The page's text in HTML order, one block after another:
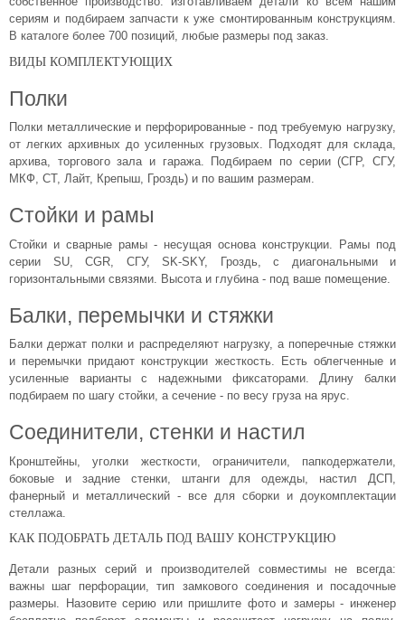
сериям и подбираем запчасти к уже смонтированным конструкциям.
В каталоге более 700 позиций, любые размеры под заказ.
ВИДЫ КОМПЛЕКТУЮЩИХ
Полки
Полки металлические и перфорированные - под требуемую нагрузку,
от легких архивных до усиленных грузовых. Подходят для склада,
архива, торгового зала и гаража. Подбираем по серии (СГР, СГУ,
МКФ, СТ, Лайт, Крепыш, Гроздь) и по вашим размерам.
Стойки и рамы
Стойки и сварные рамы - несущая основа конструкции. Рамы под
серии SU, CGR, СГУ, SK-SKY, Гроздь, с диагональными и
горизонтальными связями. Высота и глубина - под ваше помещение.
Балки, перемычки и стяжки
Балки держат полки и распределяют нагрузку, а поперечные стяжки
и перемычки придают конструкции жесткость. Есть облегченные и
усиленные варианты с надежными фиксаторами. Длину балки
подбираем по шагу стойки, а сечение - по весу груза на ярус.
Соединители, стенки и настил
Кронштейны, уголки жесткости, ограничители, папкодержатели,
боковые и задние стенки, штанги для одежды, настил ДСП,
фанерный и металлический - все для сборки и доукомплектации
стеллажа.
КАК ПОДОБРАТЬ ДЕТАЛЬ ПОД ВАШУ КОНСТРУКЦИЮ
Детали разных серий и производителей совместимы не всегда:
важны шаг перфорации, тип замкового соединения и посадочные
размеры. Назовите серию или пришлите фото и замеры - инженер
Комплектующие для шкафов